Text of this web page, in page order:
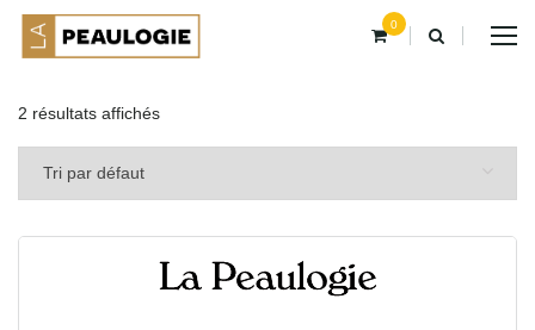
0
2 résultats affichés